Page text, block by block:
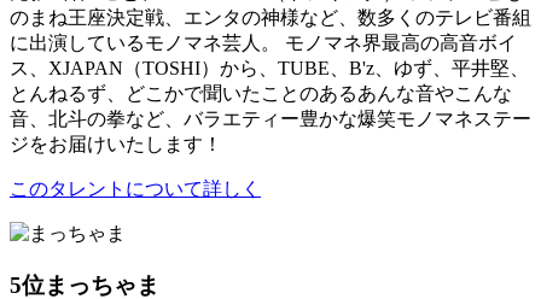
のまね王座決定戦、エンタの神様など、数多くのテレビ番組
に出演しているモノマネ芸人。 モノマネ界最高の高音ボイ
ス、XJAPAN（TOSHI）から、TUBE、B'z、ゆず、平井堅、
とんねるず、どこかで聞いたことのあるあんな音やこんな
音、北斗の拳など、バラエティー豊かな爆笑モノマネステー
ジをお届けいたします！
このタレントについて詳しく
5位まっちゃま